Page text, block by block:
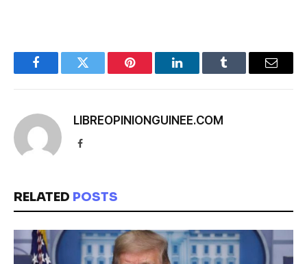
FacebookTwitter Pinterest LinkedInTumblr Email
LIBREOPINIONGUINEE.COM
Facebook
RELATED POSTS